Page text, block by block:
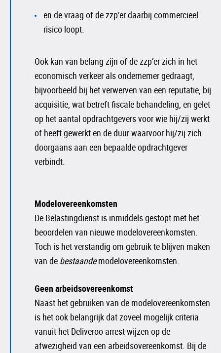
en de vraag of de zzp’er daarbij commercieel
risico loopt.
Ook kan van belang zijn of de zzp’er zich in het
economisch verkeer als ondernemer gedraagt,
bijvoorbeeld bij het verwerven van een reputatie, bij
acquisitie, wat betreft fiscale behandeling, en gelet
op het aantal opdrachtgevers voor wie hij/zij werkt
of heeft gewerkt en de duur waarvoor hij/zij zich
doorgaans aan een bepaalde opdrachtgever
verbindt.
Modelovereenkomsten
De Belastingdienst is inmiddels gestopt met het
beoordelen van nieuwe modelovereenkomsten.
Toch is het verstandig om gebruik te blijven maken
van de bestaandemodelovereenkomsten.
Geen arbeidsovereenkomst
Naast het gebruiken van de modelovereenkomsten
is het ook belangrijk dat zoveel mogelijk criteria
vanuit het Deliveroo-arrest wijzen op de
afwezigheid van een arbeidsovereenkomst. Bij de